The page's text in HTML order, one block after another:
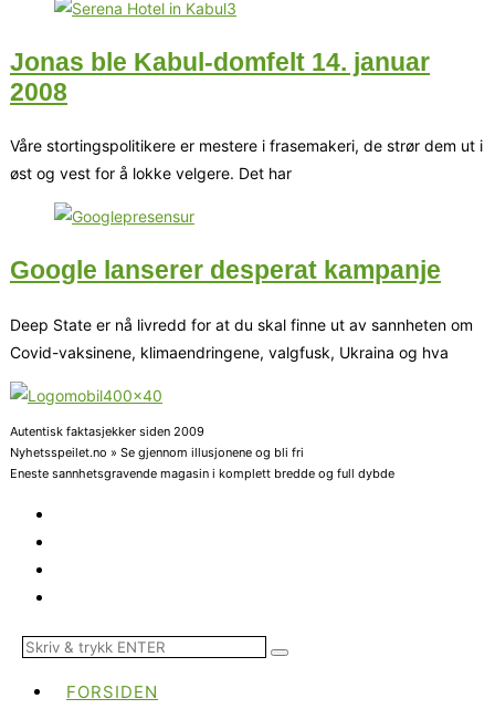
Jonas ble Kabul-domfelt 14. januar
2008
Våre stortingspolitikere er mestere i frasemakeri, de strør dem ut i
øst og vest for å lokke velgere. Det har
Google lanserer desperat kampanje
Deep State er nå livredd for at du skal finne ut av sannheten om
Covid-vaksinene, klimaendringene, valgfusk, Ukraina og hva
Autentisk faktasjekker siden 2009
Nyhetsspeilet.no » Se gjennom illusjonene og bli fri
Eneste sannhetsgravende magasin i komplett bredde og full dybde
FORSIDEN